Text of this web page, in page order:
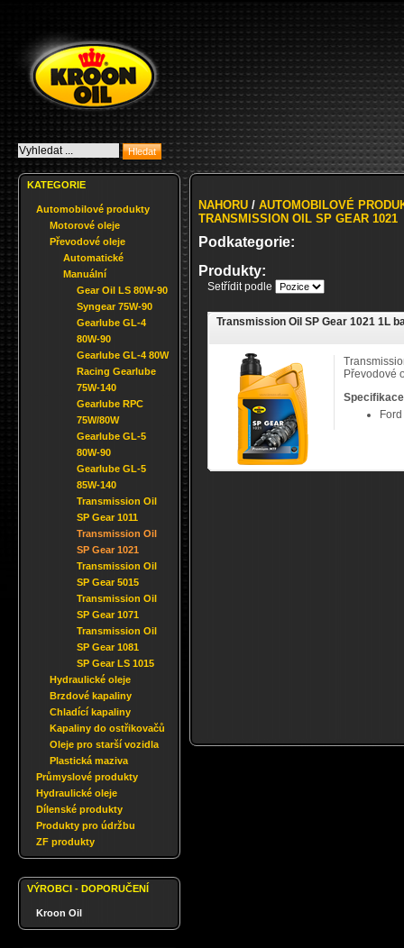
KATEGORIE
Automobilové produkty
Motorové oleje
Převodové oleje
Automatické
Manuální
Gear Oil LS 80W-90
Syngear 75W-90
Gearlube GL-4
80W-90
Gearlube GL-4 80W
Racing Gearlube
75W-140
Gearlube RPC
75W/80W
Gearlube GL-5
80W-90
Gearlube GL-5
85W-140
Transmission Oil
SP Gear 1011
Transmission Oil
SP Gear 1021
Transmission Oil
SP Gear 5015
Transmission Oil
SP Gear 1071
Transmission Oil
SP Gear 1081
SP Gear LS 1015
Hydraulické oleje
Brzdové kapaliny
Chladící kapaliny
Kapaliny do ostřikovačů
Oleje pro starší vozidla
Plastická maziva
Průmyslové produkty
Hydraulické oleje
Dílenské produkty
Produkty pro údržbu
ZF produkty
VÝROBCI - DOPORUČENÍ
Kroon Oil
NAHORU / AUTOMOBILOVÉ
TRANSMISSION OIL SP GEAR 1021
Podkategorie:
Produkty:
Setřídit podle
Transmission Oil SP Gear 1021 1L
Převodové
Specifikace